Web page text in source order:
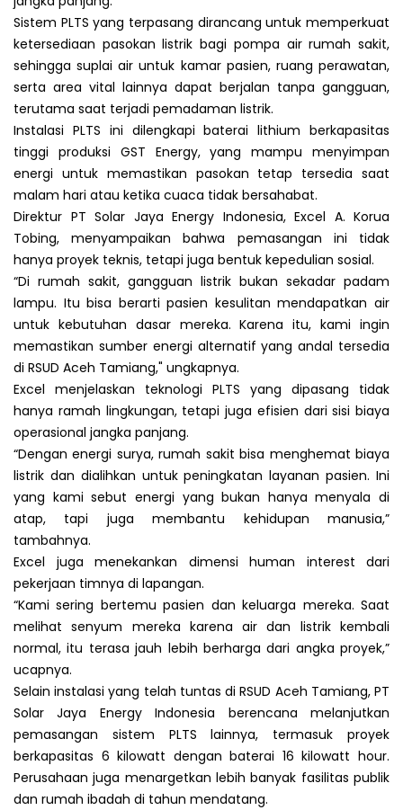
Sistem PLTS yang terpasang dirancang untuk memperkuat
ketersediaan pasokan listrik bagi pompa air rumah sakit,
sehingga suplai air untuk kamar pasien, ruang perawatan,
serta area vital lainnya dapat berjalan tanpa gangguan,
terutama saat terjadi pemadaman listrik.
Instalasi PLTS ini dilengkapi baterai lithium berkapasitas
tinggi produksi GST Energy, yang mampu menyimpan
energi untuk memastikan pasokan tetap tersedia saat
malam hari atau ketika cuaca tidak bersahabat.
Direktur PT Solar Jaya Energy Indonesia, Excel A. Korua
Tobing, menyampaikan bahwa pemasangan ini tidak
hanya proyek teknis, tetapi juga bentuk kepedulian sosial.
“Di rumah sakit, gangguan listrik bukan sekadar padam
lampu. Itu bisa berarti pasien kesulitan mendapatkan air
untuk kebutuhan dasar mereka. Karena itu, kami ingin
memastikan sumber energi alternatif yang andal tersedia
di RSUD Aceh Tamiang," ungkapnya.
Excel menjelaskan teknologi PLTS yang dipasang tidak
hanya ramah lingkungan, tetapi juga efisien dari sisi biaya
operasional jangka panjang.
“Dengan energi surya, rumah sakit bisa menghemat biaya
listrik dan dialihkan untuk peningkatan layanan pasien. Ini
yang kami sebut energi yang bukan hanya menyala di
atap, tapi juga membantu kehidupan manusia,”
tambahnya.
Excel juga menekankan dimensi human interest dari
pekerjaan timnya di lapangan.
“Kami sering bertemu pasien dan keluarga mereka. Saat
melihat senyum mereka karena air dan listrik kembali
normal, itu terasa jauh lebih berharga dari angka proyek,”
ucapnya.
Selain instalasi yang telah tuntas di RSUD Aceh Tamiang, PT
Solar Jaya Energy Indonesia berencana melanjutkan
pemasangan sistem PLTS lainnya, termasuk proyek
berkapasitas 6 kilowatt dengan baterai 16 kilowatt hour.
Perusahaan juga menargetkan lebih banyak fasilitas publik
dan rumah ibadah di tahun mendatang.